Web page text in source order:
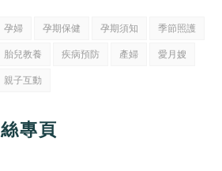
孕婦 孕期保健 孕期須知
季節照護
胎兒教養 疾病預防 產婦
愛月嫂
親子互動
專頁